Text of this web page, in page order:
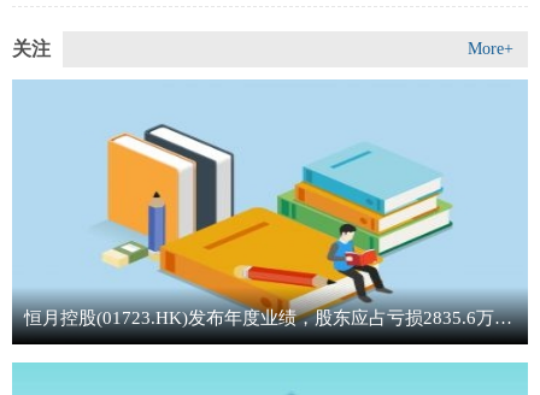
关注 More+
恒月控股(01723.HK)发布年度业绩，股东应占亏损2835.6万港元 同比盈转亏_微动态